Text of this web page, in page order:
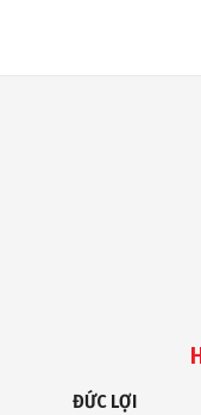
ĐỨC LỢI